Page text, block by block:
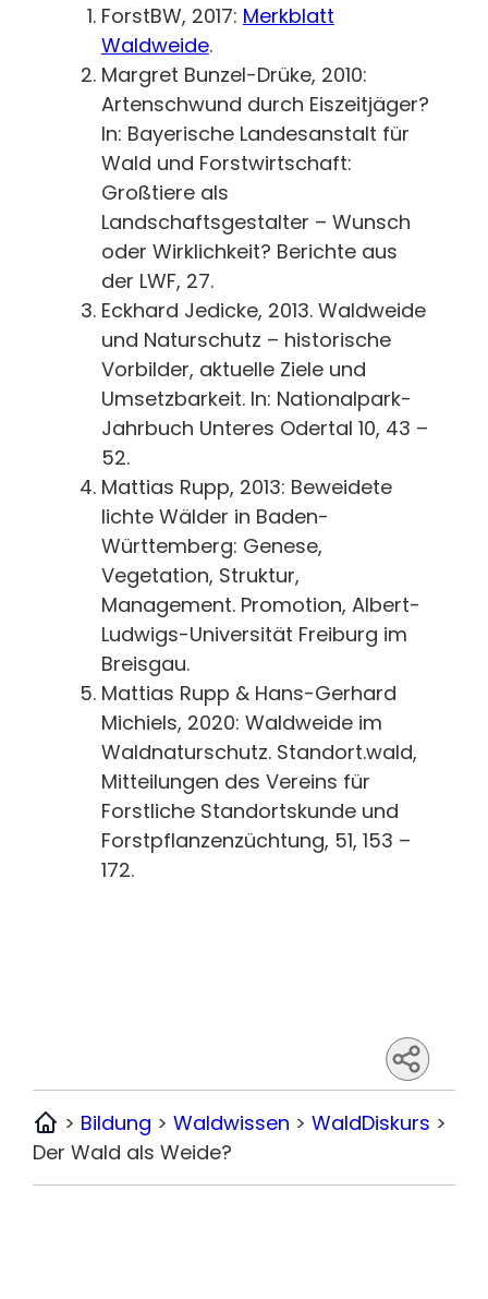
ForstBW, 2017: Merkblatt
Waldweide.
Margret Bunzel-Drüke, 2010:
Artenschwund durch Eiszeitjäger?
In: Bayerische Landesanstalt für
Wald und Forstwirtschaft:
Großtiere als
Landschaftsgestalter – Wunsch
oder Wirklichkeit? Berichte aus
der LWF, 27.
Eckhard Jedicke, 2013. Waldweide
und Naturschutz – historische
Vorbilder, aktuelle Ziele und
Umsetzbarkeit. In: Nationalpark-
Jahrbuch Unteres Odertal 10, 43 –
52.
Mattias Rupp, 2013: Beweidete
lichte Wälder in Baden-
Württemberg: Genese,
Vegetation, Struktur,
Management. Promotion, Albert-
Ludwigs-Universität Freiburg im
Breisgau.
Mattias Rupp & Hans-Gerhard
Michiels, 2020: Waldweide im
Waldnaturschutz. Standort.wald,
Mitteilungen des Vereins für
Forstliche Standortskunde und
Forstpflanzenzüchtung, 51, 153 –
172.
Home
> Bildung >Waldwissen >WaldDiskurs >
Der Wald als Weide?